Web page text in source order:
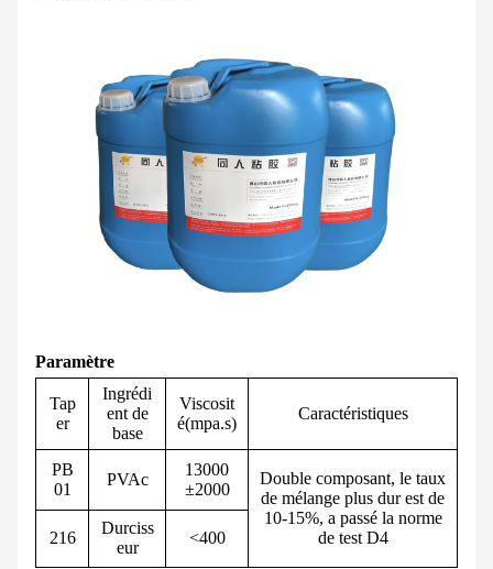
Paramètre
Tap
er
Ingrédi
ent de
base
Viscosit
é(mpa.s)
Caractéristiques
PB
01
PVAc
13000
±2000
Double composant, le taux
de mélange plus dur est de
10-15%, a passé la norme
de test D4
216
Durciss
eur
<400